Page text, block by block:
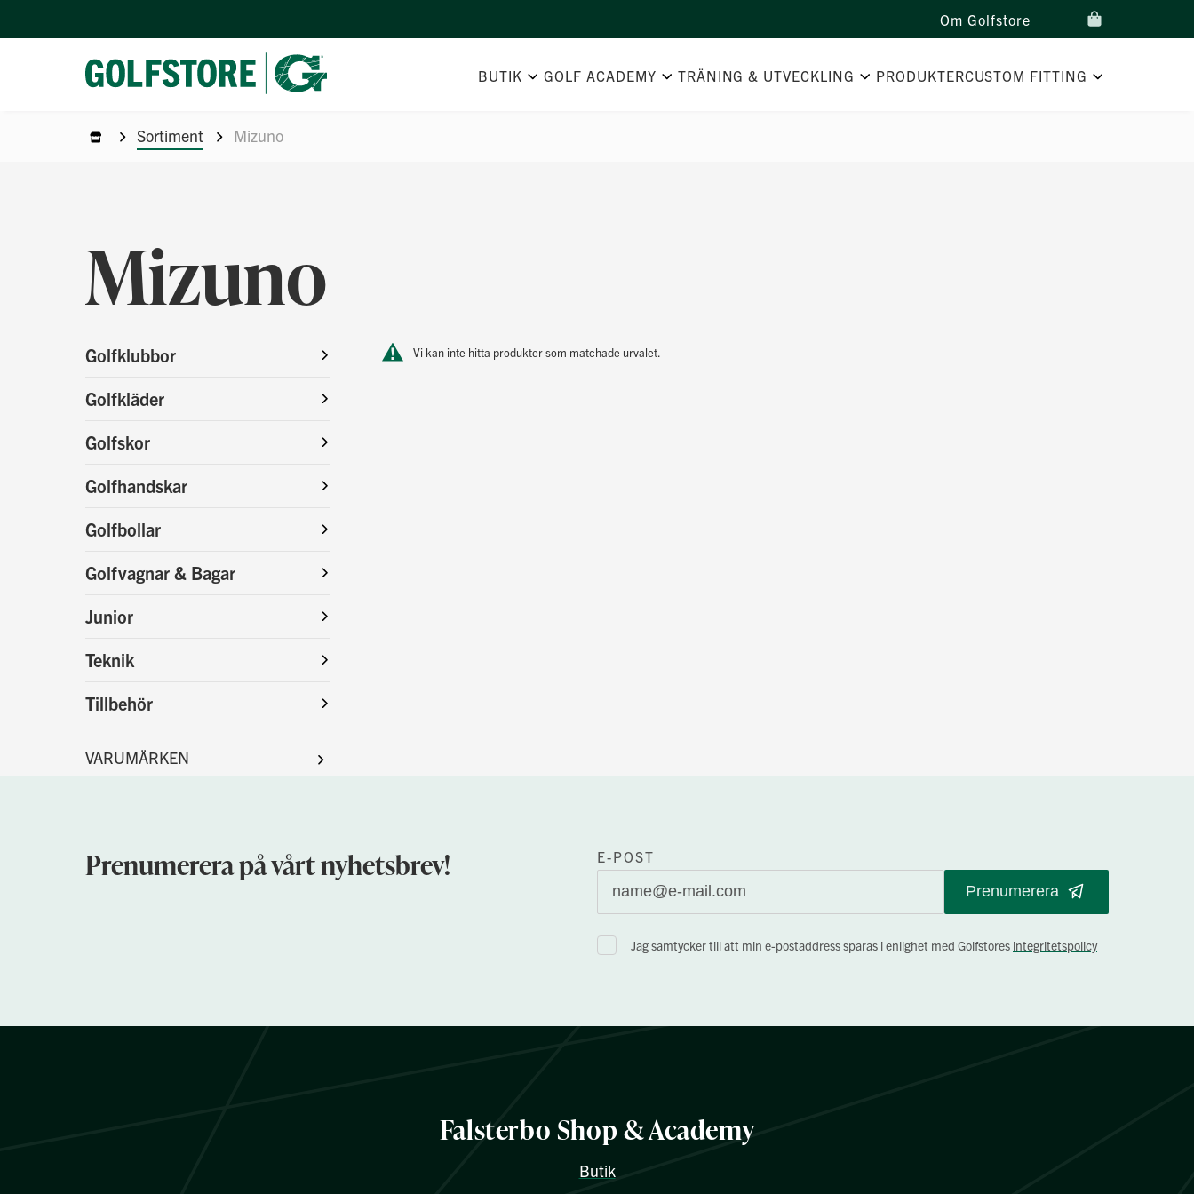
Om Golfstore
BUTIK GOLF ACADEMY TRÄNING & UTVECKLING PRODUKTERCUSTOM FITTING
Sortiment Mizuno
Mizuno
Vi kan inte hitta produkter som matchade urvalet.
Golfklubbor
Golfkläder
Golfskor
Golfhandskar
Golfbollar
Golfvagnar & Bagar
Junior
Teknik
Tillbehör
Prenumerera på vårt nyhetsbrev!
E-POST
Prenumerera
Jag samtycker till att min e-postaddress sparas i enlighet med Golfstores integritetspolicy
Falsterbo Shop & Academy
Butik